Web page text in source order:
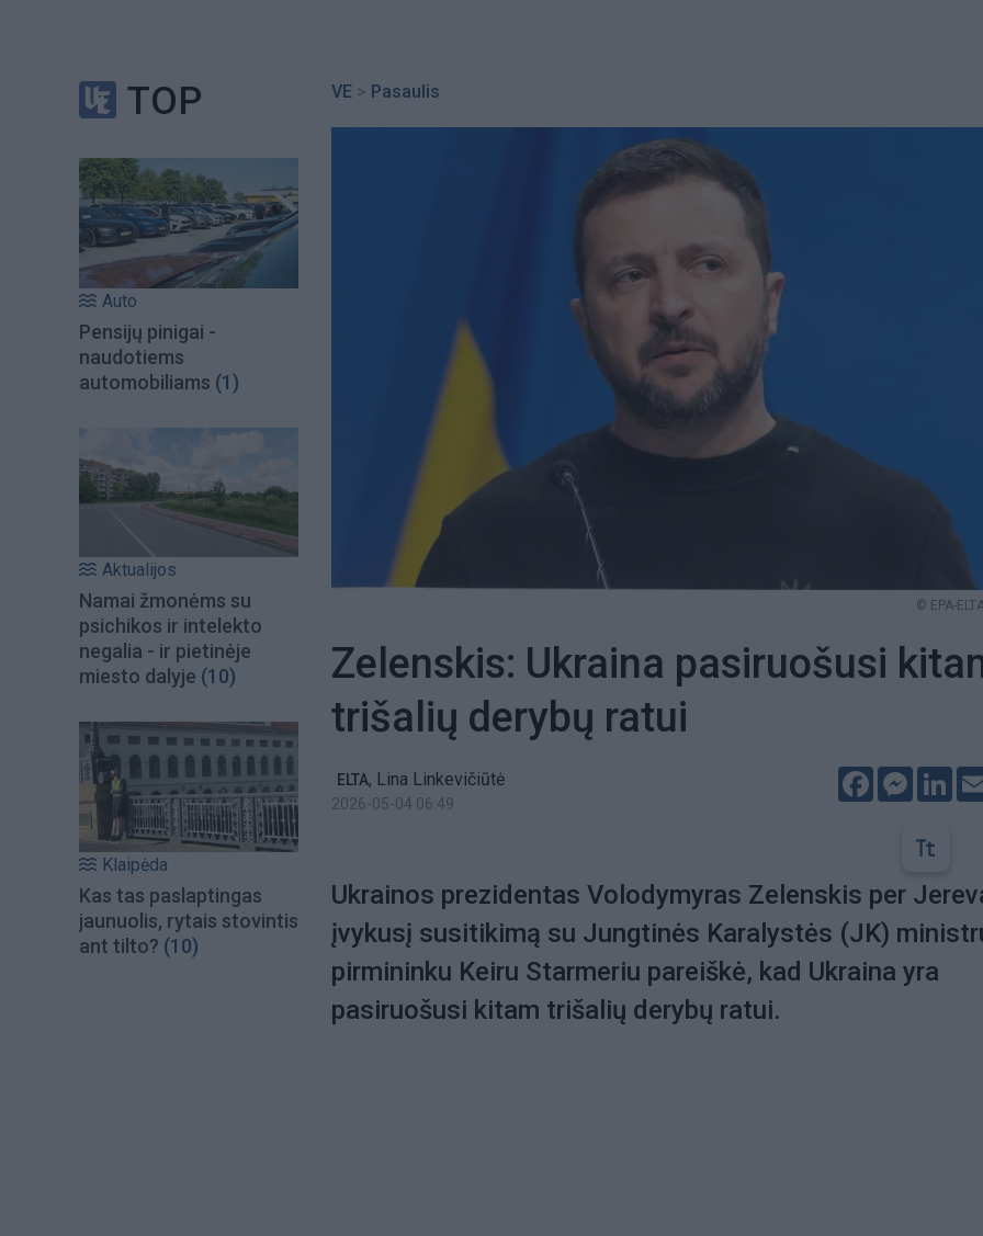
TOP
Auto
Pensijų pinigai -
naudotiems
automobiliams (1)
Aktualijos
Namai žmonėms su
psichikos ir intelekto
negalia - ir pietinėje
miesto dalyje (10)
Klaipėda
Kas tas paslaptingas
jaunuolis, rytais stovintis
ant tilto? (10)
VE > Pasaulis
© EPA-
Zelenskis: Ukraina pasiruošusi
trišalių derybų ratui
ELTA, Lina Linkevičiūtė
2026-05-04 06:49
Facebook
Ukrainos prezidentas Volodymyras Zelenskis per
įvykusį susitikimą su Jungtinės Karalystės (JK)
pirmininku Keiru Starmeriu pareiškė, kad Ukraina yra
pasiruošusi kitam trišalių derybų ratui.